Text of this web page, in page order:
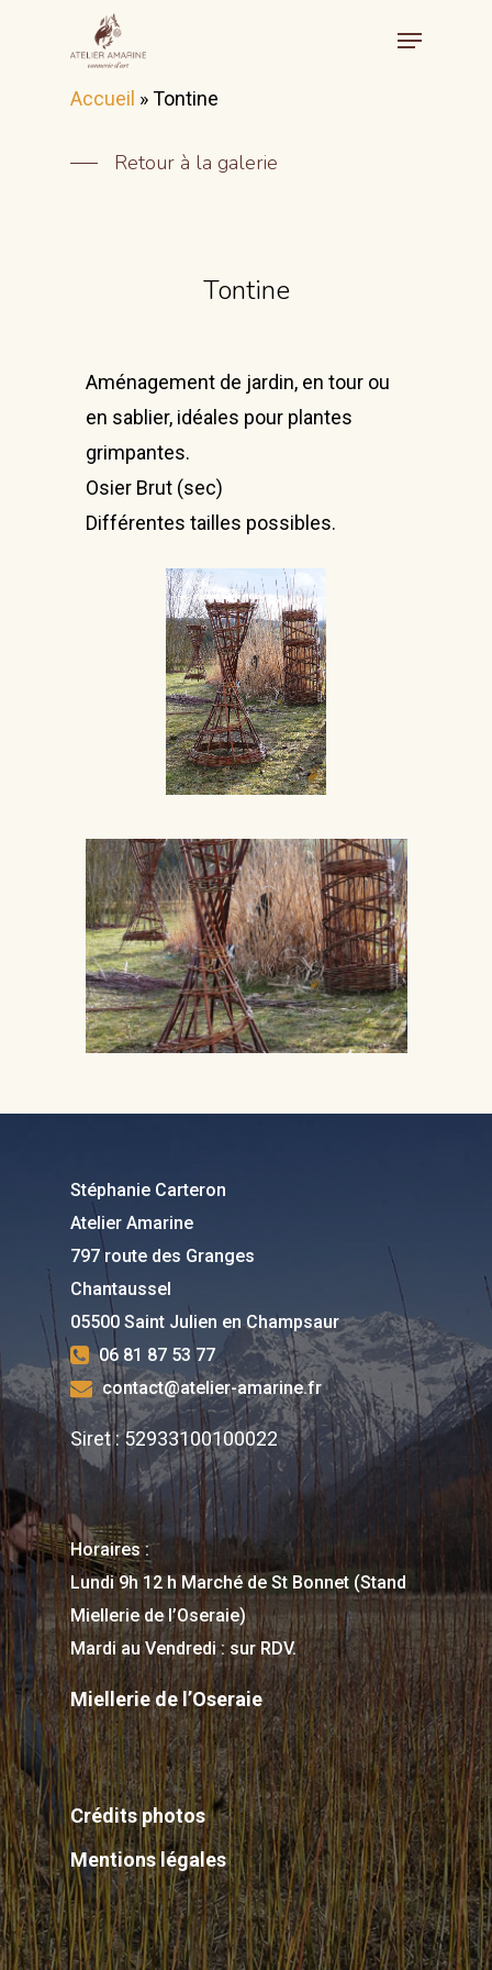
Accueil »Tontine
Retour à la galerie
Tontine
Aménagement de jardin, en tour ou
en sablier, idéales pour plantes
grimpantes.
Osier Brut (sec)
Différentes tailles possibles.
Stéphanie Carteron
Atelier Amarine
797 route des Granges
Chantaussel
05500 Saint Julien en Champsaur
06 81 87 53 77
contact@atelier-amarine.fr
Siret : 52933100100022
Horaires :
Lundi 9h 12 h Marché de St Bonnet (Stand
Miellerie de l’Oseraie)
Mardi au Vendredi : sur RDV.
Miellerie de l’Oseraie
Crédits photos
Mentions légales
Accueil
Galerie
Stages
Nous trouver
Informations :
Atelier Amarine
Chantaussel
05500 Saint Julien en
Champsaur
Tel : 06 81 87 53 77
Horaire : Avec RDV : à
ou à la boutique la Fleur
Mélèze